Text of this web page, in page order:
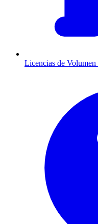
Licencias de Volumen